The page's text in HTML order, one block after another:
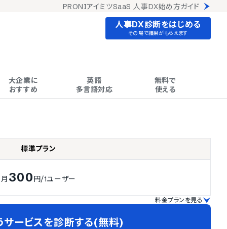
PRONIアイミツSaaS 人事DX始め方ガイド
人事DX診断をはじめる
その場で結果がもらえます
大企業に
おすすめ
英語
多言語対応
無料で
使える
標準プラン
月 300円/1ユーザー
料金プランを見る
サービスを診断する(無料)